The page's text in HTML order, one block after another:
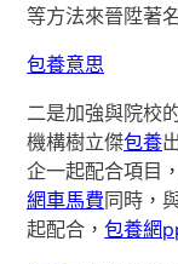
等方法來晉陞著
包養意思
二是加強與院校
機構樹立傑包養
企一起配合項目
網車馬費同時，
起配合，包養網